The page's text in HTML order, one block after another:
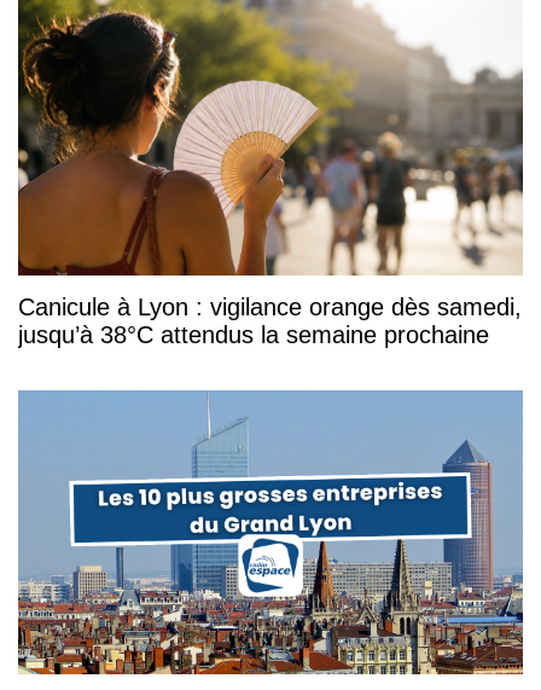
Canicule à Lyon : vigilance orange dès samedi,
jusqu’à 38°C attendus la semaine prochaine